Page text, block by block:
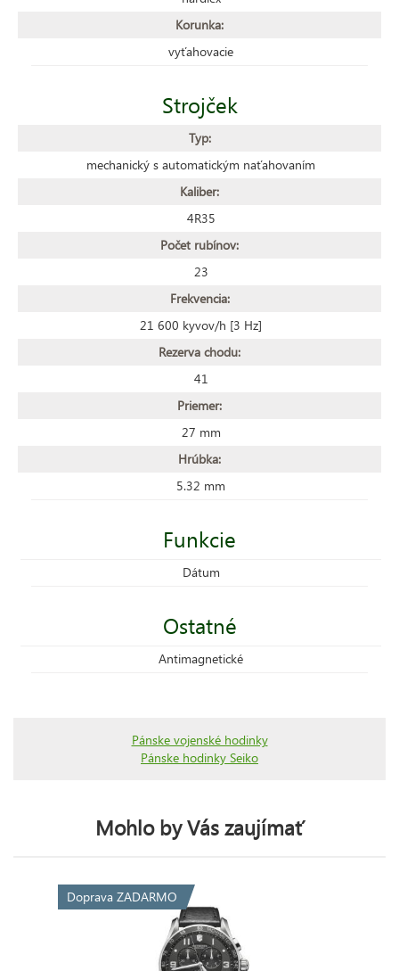
Korunka:
vyťahovacie
Strojček
Typ:
mechanický s automatickým naťahovaním
Kaliber:
4R35
Počet rubínov:
23
Frekvencia:
21 600 kyvov/h [3 Hz]
Rezerva chodu:
41
Priemer:
27 mm
Hrúbka:
5.32 mm
Funkcie
Dátum
Ostatné
Antimagnetické
Pánske vojenské hodinky
Pánske hodinky Seiko
Mohlo by Vás zaujímať
Doprava ZADARMO